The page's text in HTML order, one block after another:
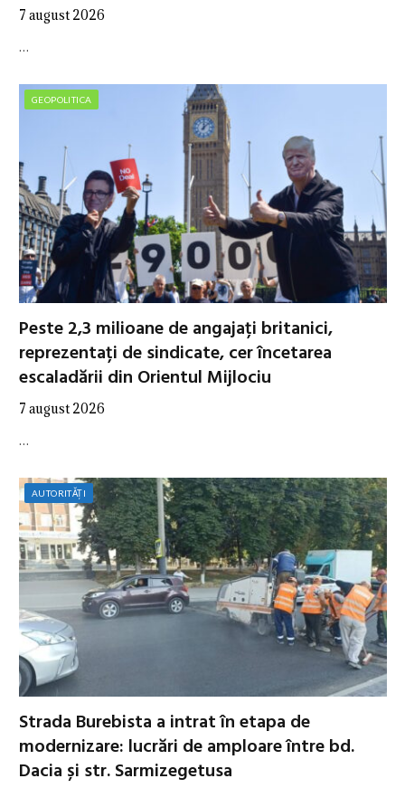
7 august 2026
…
GEOPOLITICA
Peste 2,3 milioane de angajați britanici,
reprezentați de sindicate, cer încetarea
escaladării din Orientul Mijlociu
7 august 2026
…
AUTORITĂȚI
Strada Burebista a intrat în etapa de
modernizare: lucrări de amploare între bd.
Dacia și str. Sarmizegetusa